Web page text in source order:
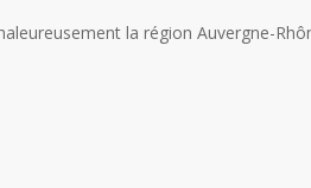
la région Auvergne-